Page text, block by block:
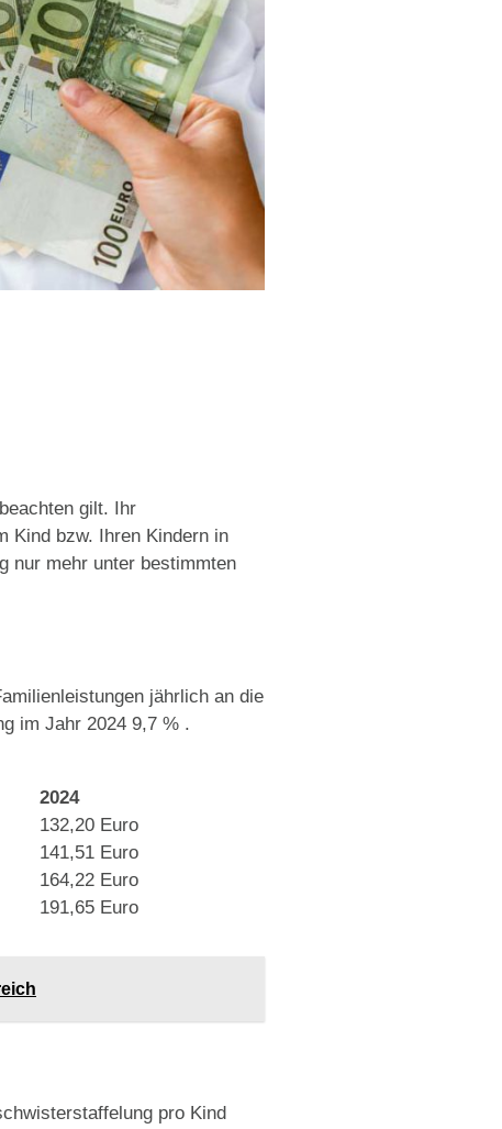
gilt. Ihr
Kind bzw. Ihren Kindern in
nur mehr unter bestimmten
jährlich an die
im Jahr 2024 9,7 % .
2024
132,20 Euro
141,51 Euro
164,22 Euro
191,65 Euro
pro Kind